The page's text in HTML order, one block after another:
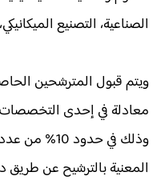
الصناعية، التصنيع
ويتم قبول المترشحين
معادلة في إحدى
وذلك في
المعنية بالترشيح عن طريق